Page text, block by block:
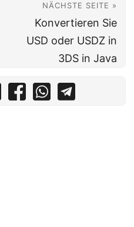
NÄCHSTE SEITE »
Konvertieren Sie
USD oder USDZ in
3DS in Java